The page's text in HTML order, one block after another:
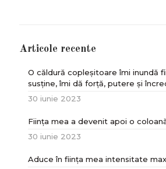
Articole recente
O căldură copleșitoare îmi inundă
susține, îmi dă forță, putere și
30 iunie 2023
Ființa mea a devenit apoi o
30 iunie 2023
Aduce în ființa mea intensitate